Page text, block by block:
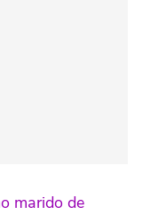
marido de